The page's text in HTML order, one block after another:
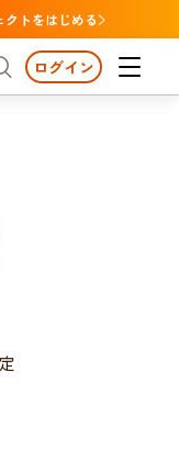
クトをはじめる
金額が多い
人数が多い
が近い
力
・教育
ログイン